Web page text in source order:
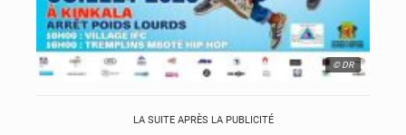
© DR
LA SUITE APRÈS LA PUBLICITÉ